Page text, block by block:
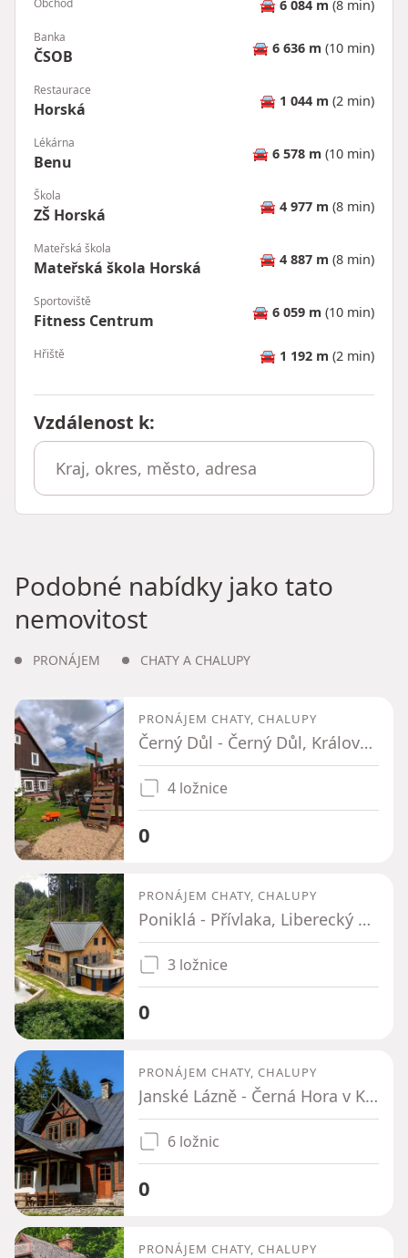
🚘 6 084 m (8 min)
Banka
ČSOB 🚘 6 636 m (10 min)
Restaurace
Horská 🚘 1 044 m (2 min)
Lékárna
Benu 🚘 6 578 m (10 min)
Škola
ZŠ Horská 🚘 4 977 m (8 min)
Mateřská škola
Mateřská škola Horská 🚘 4 887 m (8 min)
Sportoviště
Fitness Centrum 🚘 6 059 m (10 min)
Hřiště 🚘 1 192 m (2 min)
Vzdálenost k:
Podobné nabídky jako tato
nemovitost
PRONÁJEM CHATY A CHALUPY
PRONÁJEM CHATY, CHALUPY
Černý Důl - Černý Důl, Královéhradecký kraj
4 ložnice
0
PRONÁJEM CHATY, CHALUPY
Poniklá - Přívlaka, Liberecký kraj
3 ložnice
0
PRONÁJEM CHATY, CHALUPY
Janské Lázně - Černá Hora v Krkonoších, Královéhradecký kraj
6 ložnic
0
PRONÁJEM CHATY, CHALUPY